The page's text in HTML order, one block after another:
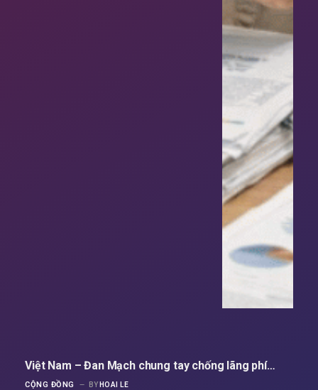
Việt Nam – Đan Mạch chung tay chống lãng phí
thực phẩm
CỘNG ĐỒNG BY HOAI LE